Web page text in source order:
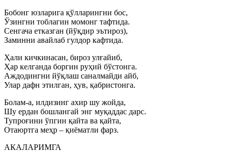
Бобонг юзларига қўлларингни бос,
Ўзингни тоблагин момонг тафтида.
Сенгача етказган (йўқдир эътироз),
Заминни авайлаб гулдор кафтида.
Ҳали кичкинасан, бироз улғайиб,
Ҳар келганда боргин руҳий бўстонга.
Аждодингни йўқлаш саналмайди айб,
Улар дафн этилган, ҳув, қабристонга.
Болам-а, илдизинг ахир шу жойда,
Шу ердан бошлангай энг муқаддас дарс.
Тупроғини ўпгин қайта ва қайта,
Отаюртга меҳр – қиёматли фарз.
АКАЛАРИМГА